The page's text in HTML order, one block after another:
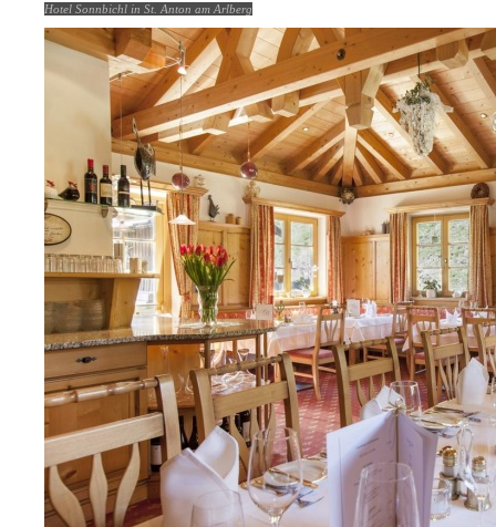
Hotel Sonnbichl in St. Anton am Arlberg